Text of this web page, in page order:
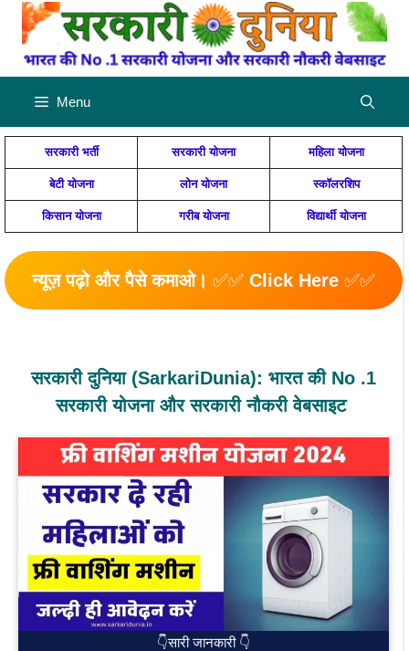
Skip
content
Menu
सरकारी भर्ती सरकारी योजना महिला योजना
बेटी योजना लोन योजना स्कॉलरशिप
किसान योजना गरीब योजना विद्यार्थी योजना
न्यूज़ पढ़ो और पैसे कमाओ। ✅✅ Click Here ✅✅
सरकारी दुनिया (SarkariDunia): भारत की No .1
सरकारी योजना और सरकारी नौकरी वेबसाइट
👇सारी जानकारी 👇